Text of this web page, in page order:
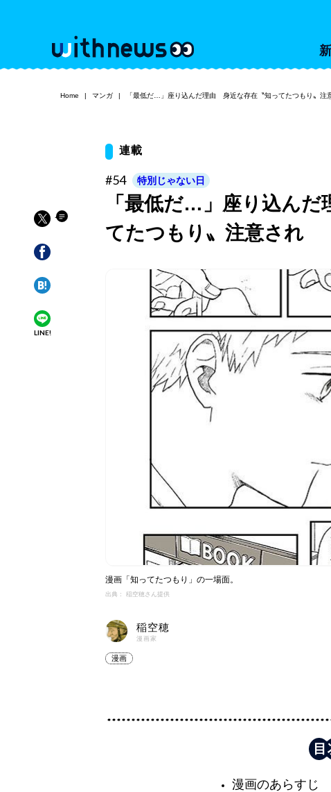
Home マンガ 「最低だ…」座り込んだ理由 身近な存在〝知ってたつもり〟注
LINE!
連載
#54 特別じゃない日
「最低だ…」座り込ん
てたつもり〟注意され
漫画「知ってたつもり」の一場面。
出典： 稲空穂さん提供
稲空穂
漫画家
漫画
漫画のあらすじ